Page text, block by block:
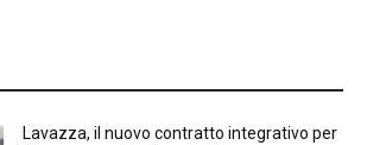
Lavazza, il nuovo contratto integrativo per